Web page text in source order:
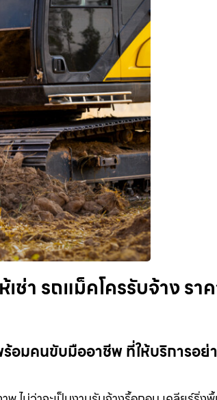
ช่า รถแม็คโครรับจ้าง รา
อมคนขับมืออาชีพ ที่ให้บริการอย่